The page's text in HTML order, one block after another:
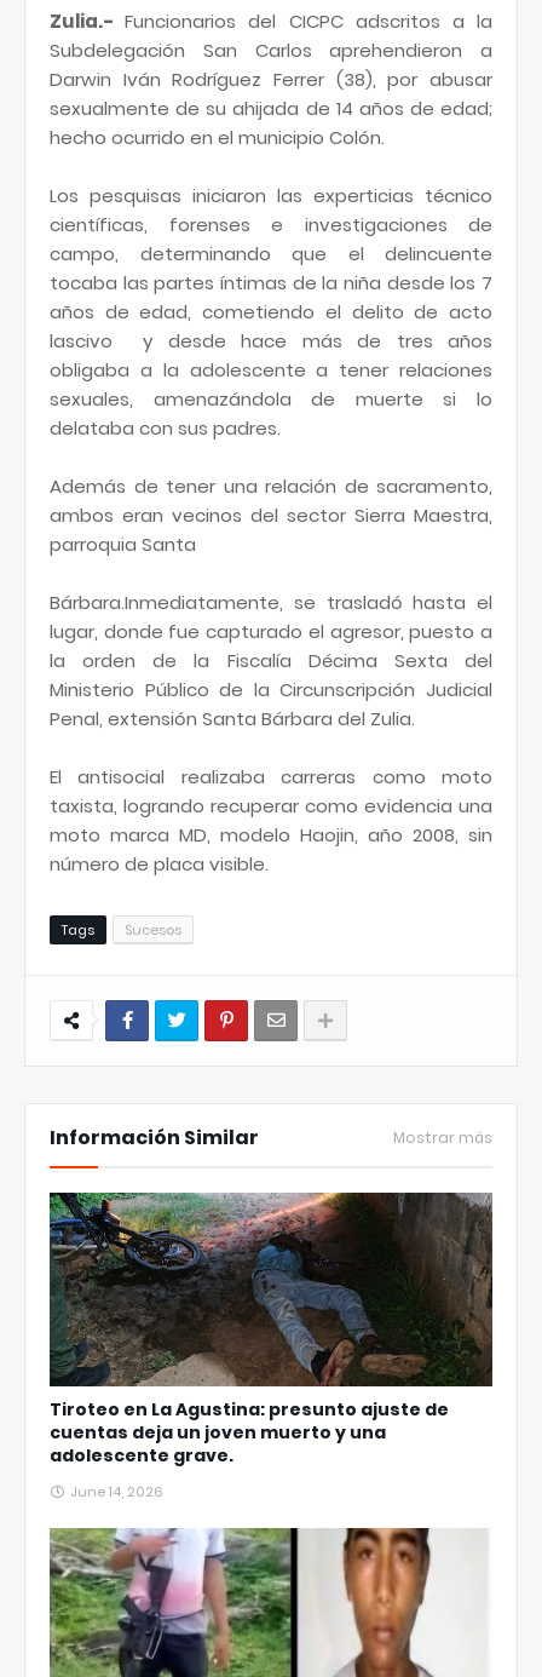
Zulia.-Funcionarios del CICPC adscritos a la
Subdelegación San Carlos aprehendieron a
Darwin Iván Rodríguez Ferrer (38), por abusar
sexualmente de su ahijada de 14 años de edad;
hecho ocurrido en el municipio Colón.
Los pesquisas iniciaron las experticias técnico
científicas, forenses e investigaciones de
campo, determinando que el delincuente
tocaba las partes íntimas de la niña desde los 7
años de edad, cometiendo el delito de acto
lascivo y desde hace más de tres años
obligaba a la adolescente a tener relaciones
sexuales, amenazándola de muerte si lo
delataba con sus padres.
Además de tener una relación de sacramento,
ambos eran vecinos del sector Sierra Maestra,
parroquia Santa
Bárbara.Inmediatamente, se trasladó hasta el
lugar, donde fue capturado el agresor, puesto a
la orden de la Fiscalía Décima Sexta del
Ministerio Público de la Circunscripción Judicial
Penal, extensión Santa Bárbara del Zulia.
El antisocial realizaba carreras como moto
taxista, logrando recuperar como evidencia una
moto marca MD, modelo Haojin, año 2008, sin
número de placa visible.
Tags Sucesos
Información Similar Mostrar más
Tiroteo en La Agustina: presunto ajuste de
cuentas deja un joven muerto y una
adolescente grave.
June 14, 2026